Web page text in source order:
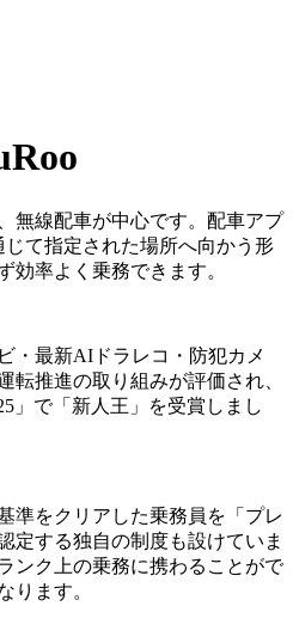
無線配車が中心です。配車アプ
て指定された場所へ向かう形
効率よく乗務できます。
・最新AIドラレコ・防犯カメ
転推進の取り組みが評価され、
」で「新人王」を受賞しまし
準をクリアした乗務員を「プレ
定する独自の制度も設けていま
ンク上の乗務に携わることがで
ります。